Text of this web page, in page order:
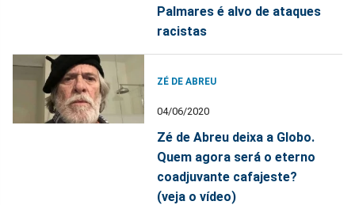
Palmares é alvo de ataques
racistas
ZÉ DE ABREU
04/06/2020
Zé de Abreu deixa a Globo.
Quem agora será o eterno
coadjuvante cafajeste?
(veja o vídeo)